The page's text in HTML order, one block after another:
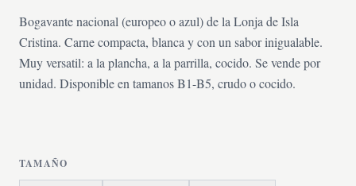
Bogavante nacional (europeo o azul) de la Lonja de Isla
Cristina. Carne compacta, blanca y con un sabor inigualable.
Muy versatil: a la plancha, a la parrilla, cocido. Se vende por
unidad. Disponible en tamanos B1-B5, crudo o cocido.
TAMAÑO